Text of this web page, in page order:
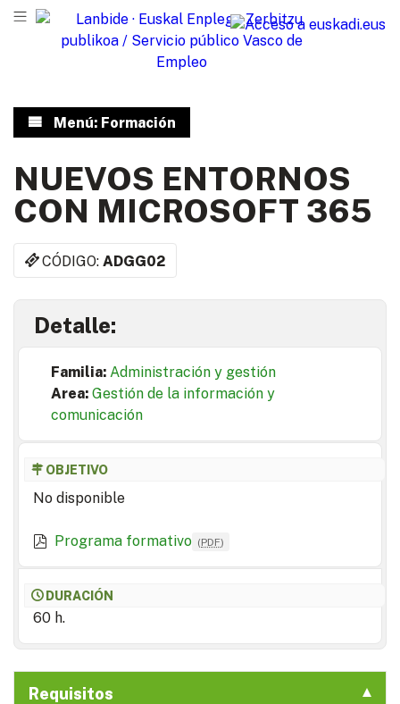
Menú: Formación
NUEVOS ENTORNOS
CON MICROSOFT 365
CÓDIGO:ADGG02
Detalle:
Familia: Administración y gestión
Area: Gestión de la información y
comunicación
OBJETIVO
No disponible
Programa formativo (PDF)
DURACIÓN
60 h.
Requisitos